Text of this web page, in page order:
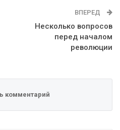
ВПЕРЕД
Несколько вопросов
перед началом
революции
комментарий